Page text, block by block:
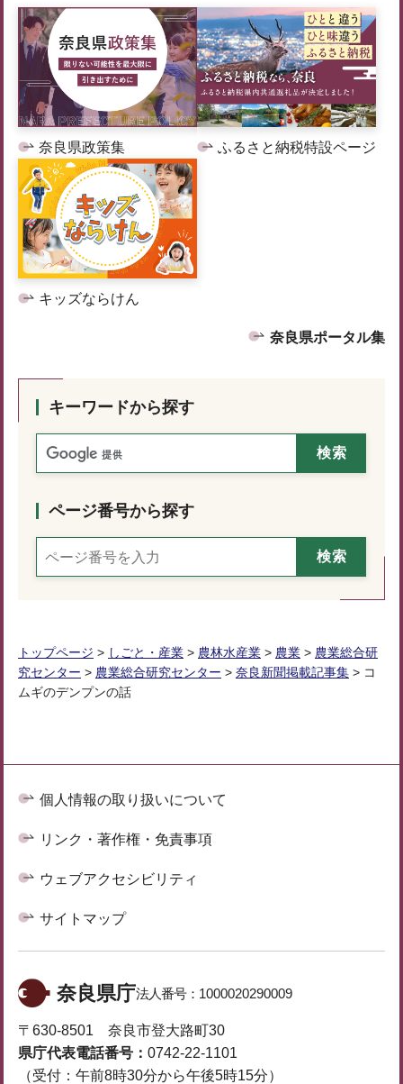
奈良県政策集 ふるさと納税特設ページ
キッズならけん
奈良県ポータル集
キーワードから探す
ページ番号から探す
トップページ > しごと・産業 > 農林水産業 > 農業 > 農業総合研
究センター > 農業総合研究センター > 奈良新聞掲載記事集 > コ
ムギのデンプンの話
個人情報の取り扱いについて
リンク・著作権・免責事項
ウェブアクセシビリティ
サイトマップ
奈良県庁法人番号： 1000020290009
〒630-8501 奈良市登大路町30
県庁代表電話番号： 0742-22-1101
（受付：午前8時30分から午後5時15分）